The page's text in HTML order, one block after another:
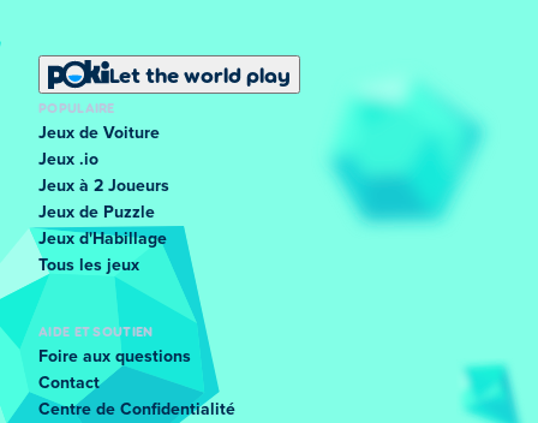
Let the world play
POPULAIRE
Jeux de Voiture
Jeux .io
Jeux à 2 Joueurs
Jeux de Puzzle
Jeux d'Habillage
Tous les jeux
AIDE ET SOUTIEN
Foire aux questions
Contact
Centre de Confidentialité